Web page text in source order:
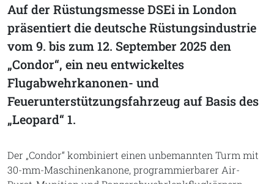
Auf der Rüstungsmesse DSEi in London
präsentiert die deutsche Rüstungsindustrie
vom 9. bis zum 12. September 2025 den
„Condor“, ein neu entwickeltes
Flugabwehrkanonen- und
Feuerunterstützungsfahrzeug auf Basis des
„Leopard“ 1.
Der „Condor“ kombiniert einen unbemannten Turm mit
30-mm-Maschinenkanone, programmierbarer Air-